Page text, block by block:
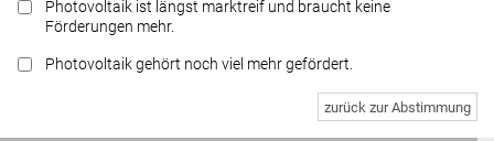
Photovoltaik ist längst marktreif und braucht keine
Förderungen mehr.
Photovoltaik gehört noch viel mehr gefördert.
zurück zur Abstimmung